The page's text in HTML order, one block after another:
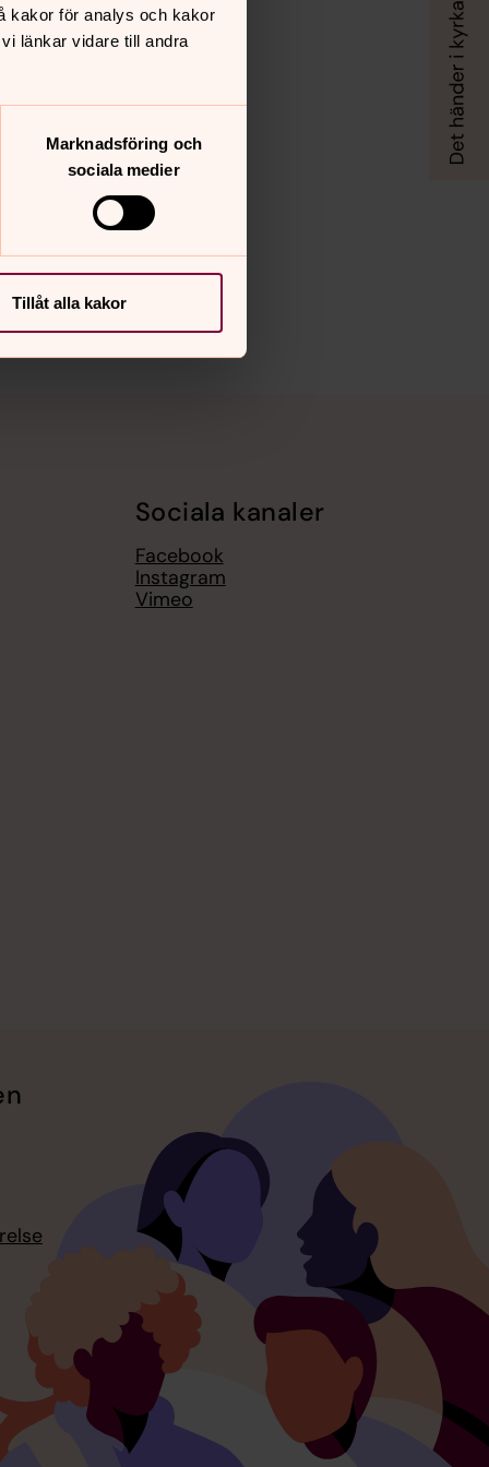
kakor för analys och kakor
länkar vidare till andra
Marknadsföring och
sociala medier
Tillåt alla kakor
Sociala kanaler
Facebook
Instagram
Vimeo